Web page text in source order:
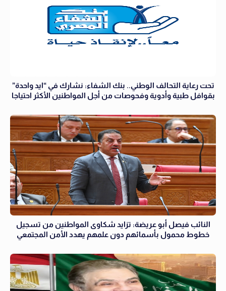
تحت رعاية التحالف الوطني.. بنك الشفاء: نشارك في “ايد واحدة”
بقوافل طبية وأدوية وفحوصات من أجل المواطنين الأكثر احتياجا
النائب فيصل أبو عريضة: تزايد شكاوى المواطنين من تسجيل
خطوط محمول بأسمائهم دون علمهم يهدد الأمن المجتمعي